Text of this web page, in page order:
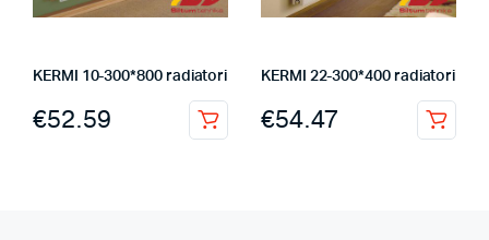
KERMI 10-300*800 radiatori
€52.59
KERMI 22-300*400 radiatori
€54.47